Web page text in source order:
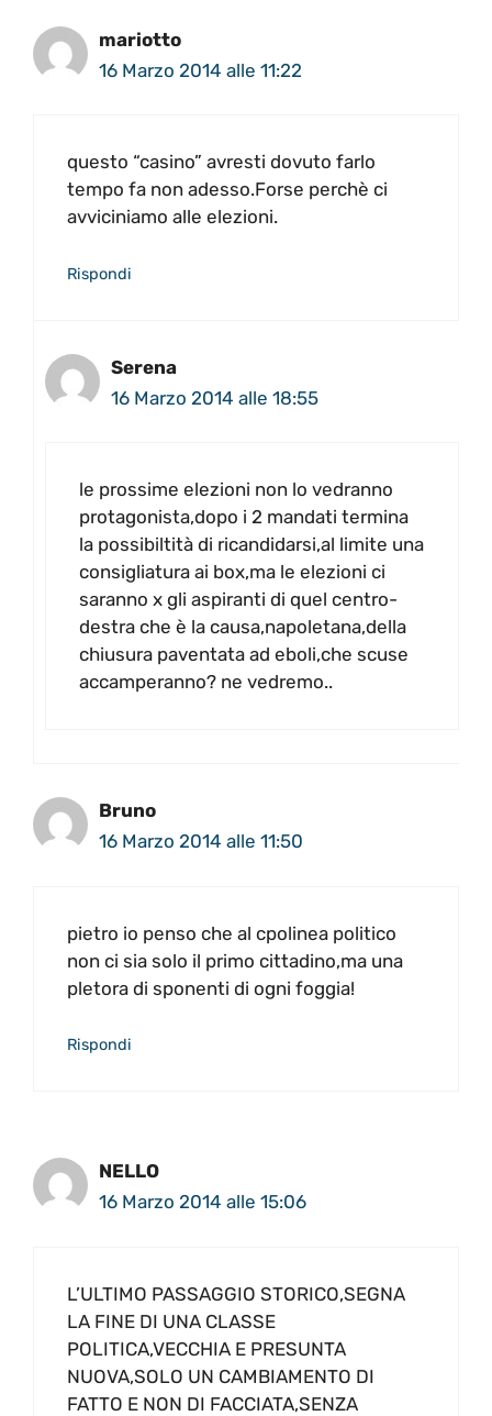
mariotto
16 Marzo 2014 alle 11:22
questo “casino” avresti dovuto farlo
tempo fa non adesso.Forse perchè ci
avviciniamo alle elezioni.
Rispondi
Serena
16 Marzo 2014 alle 18:55
le prossime elezioni non lo vedranno
protagonista,dopo i 2 mandati termina
la possibiltità di ricandidarsi,al limite una
consigliatura ai box,ma le elezioni ci
saranno x gli aspiranti di quel centro-
destra che è la causa,napoletana,della
chiusura paventata ad eboli,che scuse
accamperanno? ne vedremo..
Bruno
16 Marzo 2014 alle 11:50
pietro io penso che al cpolinea politico
non ci sia solo il primo cittadino,ma una
pletora di sponenti di ogni foggia!
Rispondi
NELLO
16 Marzo 2014 alle 15:06
L’ULTIMO PASSAGGIO STORICO,SEGNA
LA FINE DI UNA CLASSE
POLITICA,VECCHIA E PRESUNTA
NUOVA,SOLO UN CAMBIAMENTO DI
FATTO E NON DI FACCIATA,SENZA